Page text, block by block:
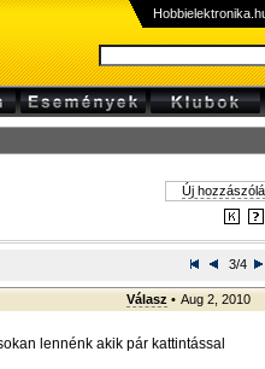
Új
3/4
Válasz • Aug 2, 2010
lennénk akik pár kattintással